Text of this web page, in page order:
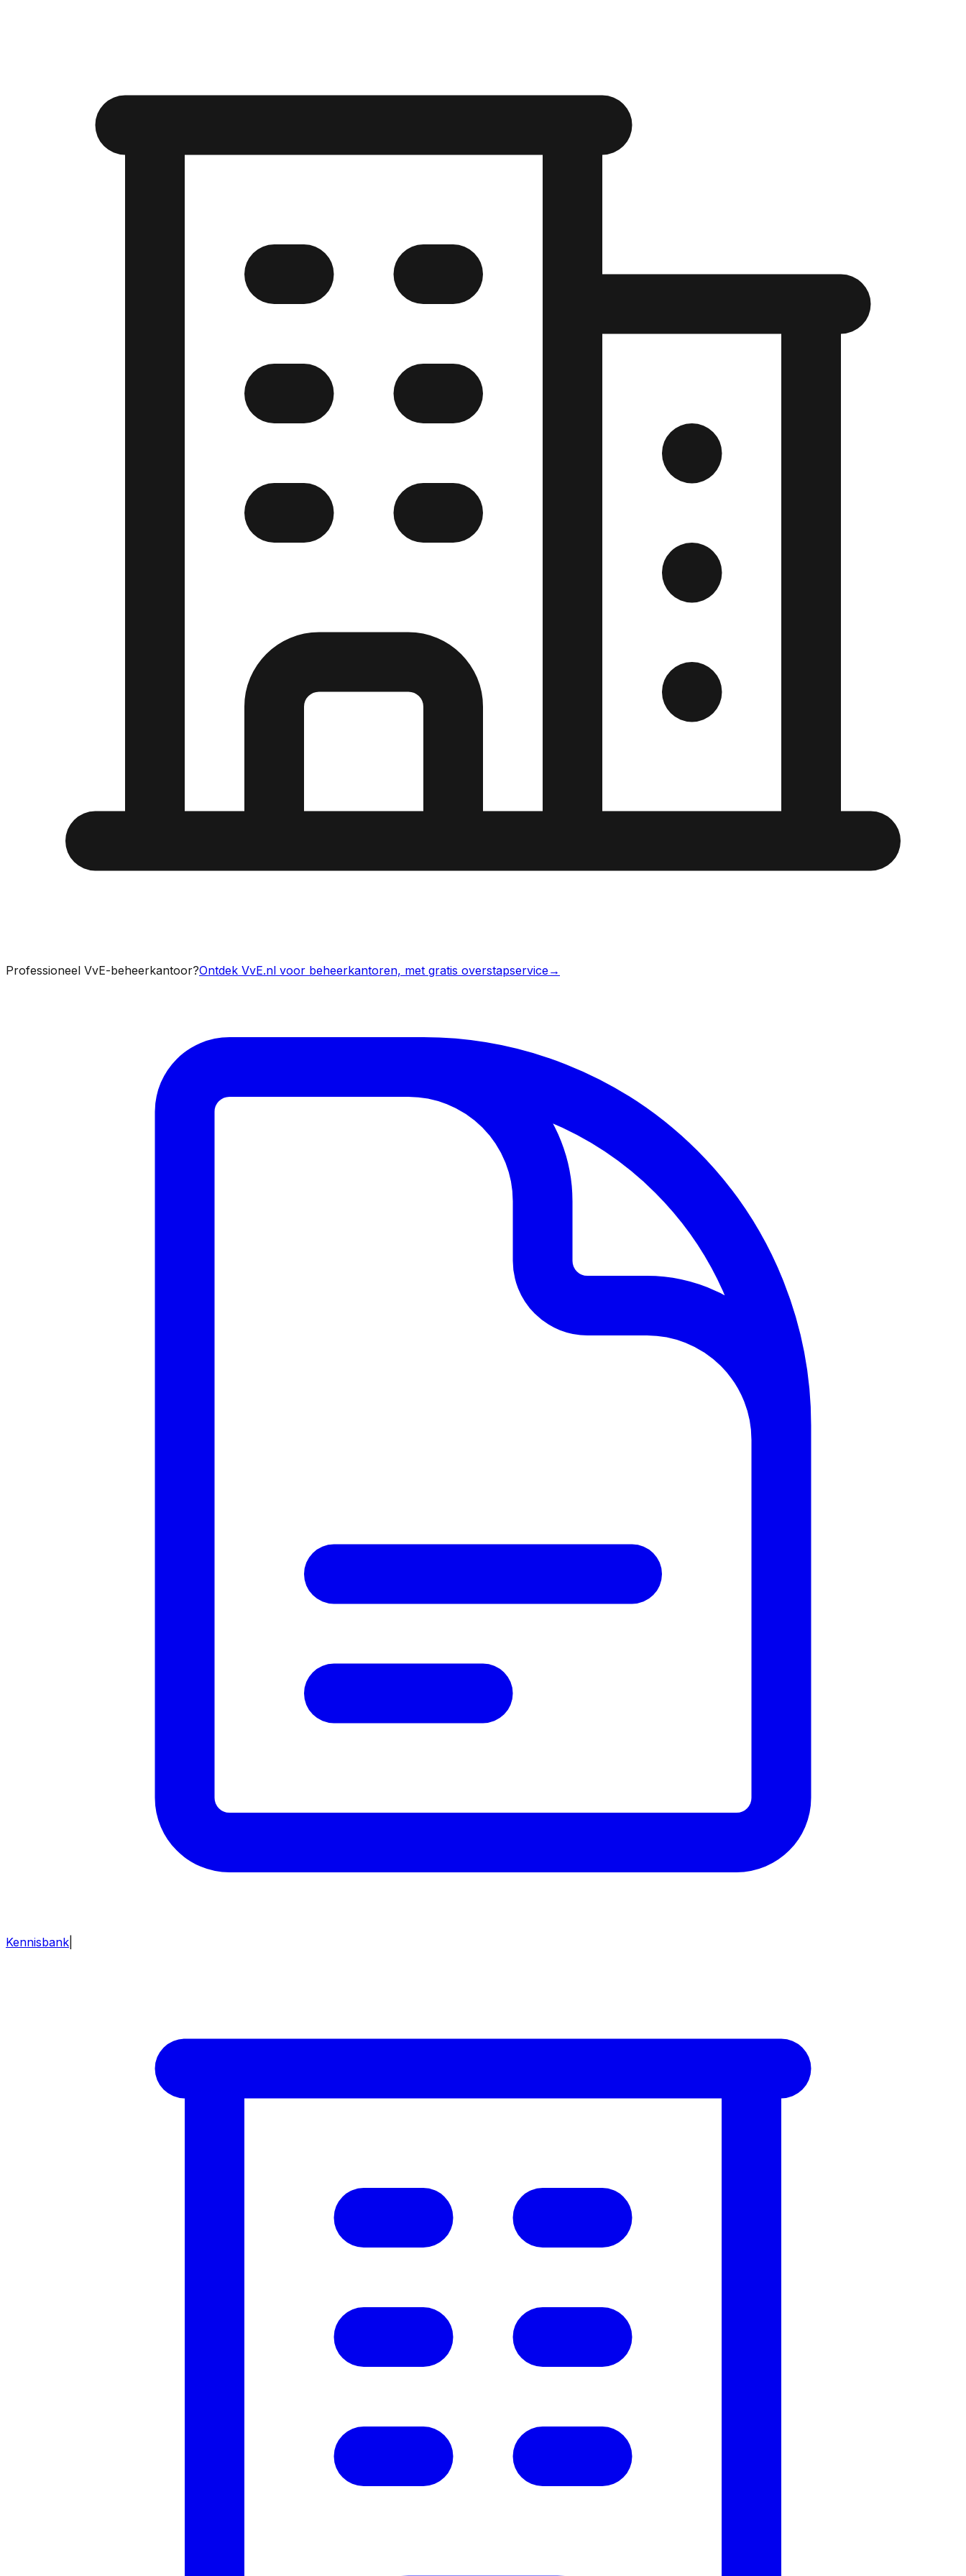
Professioneel VvE-beheerkantoor?Ontdek VvE.nl voor beheerkantoren, met gratis overstapservice→
Kennisbank